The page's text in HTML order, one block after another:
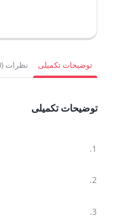
توضیحات تکمیلی نظرات (0)
توضیحات تکمیلی
1.
2.
3.